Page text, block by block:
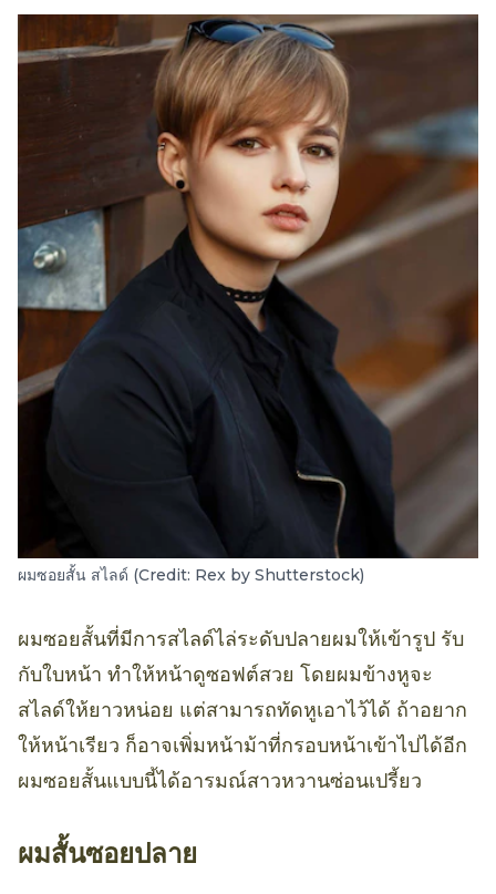
ผมซอยสั้น สไลด์ (Credit: Rex by Shutterstock)
ผมซอยสั้นที่มีการสไลด์ไล่ระดับปลายผมให้เข้ารูป รับ
กับใบหน้า ทำให้หน้าดูซอฟต์สวย โดยผมข้างหูจะ
สไลด์ให้ยาวหน่อย แต่สามารถทัดหูเอาไว้ได้ ถ้าอยาก
ให้หน้าเรียว ก็อาจเพิ่มหน้าม้าที่กรอบหน้าเข้าไปได้อีก
ผมซอยสั้นแบบนี้ได้อารมณ์สาวหวานซ่อนเปรี้ยว
ผมสั้นซอยปลาย